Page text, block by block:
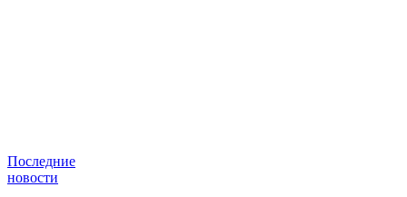
Последние
новости